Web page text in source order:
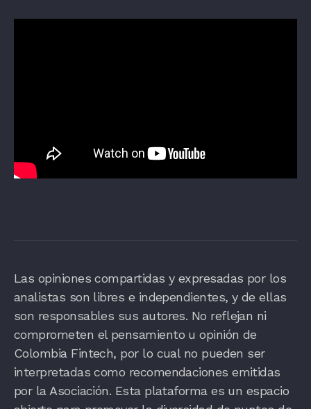
Las opiniones compartidas y expresadas por los
analistas son libres e independientes, y de ellas
son responsables sus autores. No reflejan ni
comprometen el pensamiento u opinión de
Colombia Fintech, por lo cual no pueden ser
interpretadas como recomendaciones emitidas
por la Asociación. Esta plataforma es un espacio